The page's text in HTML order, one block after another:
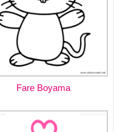
Fare Boyama